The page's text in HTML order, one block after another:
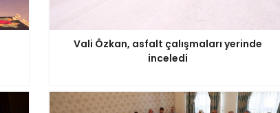
Vali Özkan, asfalt çalışmaları yerinde
inceledi